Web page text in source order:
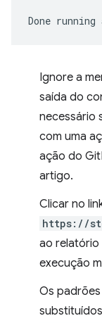
Done running
Ignore a
saída do
necessário
com uma
ação do
artigo.
Clicar no
https://
ao
execução
Os